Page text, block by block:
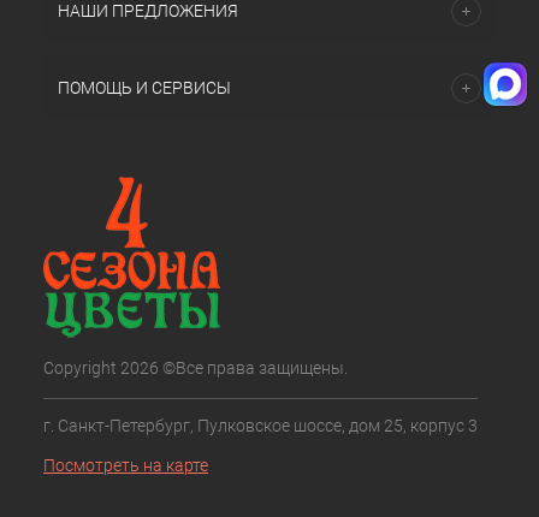
НАШИ ПРЕДЛОЖЕНИЯ
ПОМОЩЬ И СЕРВИСЫ
Copyright 2026 ©Все права защищены.
г. Санкт-Петербург, Пулковское шоссе, дом 25, корпус 3
Посмотреть на карте